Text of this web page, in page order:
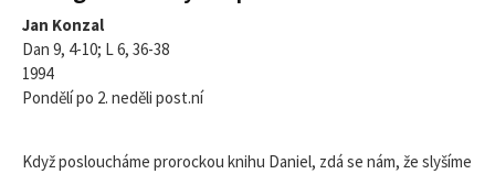
Jan Konzal
Dan 9, 4-10; L 6, 36-38
1994
Pondělí po 2. neděli post.ní
Když posloucháme prorockou knihu Daniel, zdá se nám, že slyšíme